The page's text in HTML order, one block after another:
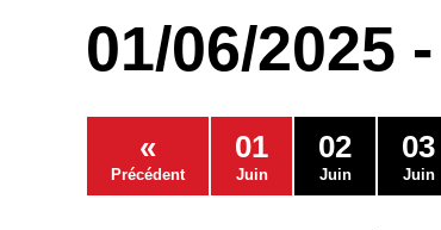
01/06/2025
«
Précédent
01
Juin
02
Juin
03
Juin